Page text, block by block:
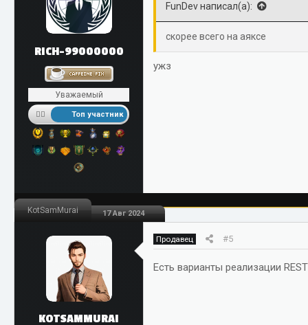
RICH-99000000
Уважаемый
Топ участник
FunDev написал(а):
скорее всего на аяксе
ужз
KotSamMurai 17 Авг 2024
KOTSAMMURAI
Продавец #5
Есть варианты реализации